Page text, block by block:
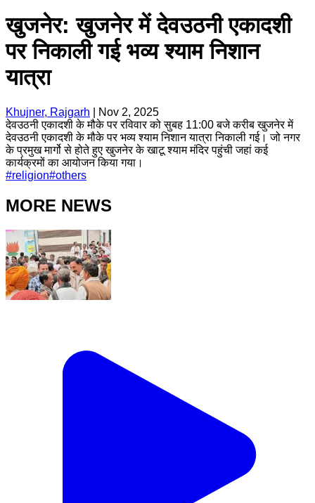
खुजनेर: खुजनेर में देवउठनी एकादशी
पर निकाली गई भव्य श्याम निशान
यात्रा
Khujner, Rajgarh
Nov 2, 2025
देवउठनी एकादशी के मौके पर रविवार को सुबह 11:00 बजे करीब खुजनेर में
देवउठनी एकादशी के मौके पर भव्य श्याम निशान यात्रा निकाली गई। जो नगर
के प्रमुख मार्गो से होते हुए खुजनेर के खाटू श्याम मंदिर पहुंची जहां कई
कार्यक्रमों का आयोजन किया गया।
#religion#others
MORE NEWS